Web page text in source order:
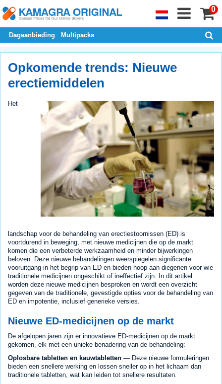
0
Dagaanbieding Multipacks
Opkomende trends: Nieuwe
erectiemiddelen
Het
landschap voor de behandeling van erectiestoornissen (ED) is
voortdurend in beweging, met nieuwe medicijnen die op de markt
komen die een verbeterde werkzaamheid en minder bijwerkingen
beloven. Deze nieuwe behandelingen weerspiegelen significante
vooruitgang in het begrip van ED en bieden hoop aan diegenen voor wie
traditionele medicijnen ongeschikt of ineffectief zijn. In dit artikel
worden deze nieuwe medicijnen besproken en wordt een overzicht
gegeven van de traditionele, gevestigde opties voor de behandeling van
ED en impotentie, inclusief generieke versies.
Nieuwe ED-medicijnen op de markt
De afgelopen jaren zijn er innovatieve ED-medicijnen op de markt
gekomen, elk met een unieke benadering van de behandeling:
Oplosbare tabletten en kauwtabletten — Deze nieuwe formuleringen
bieden een snellere werking en lossen sneller op in het lichaam dan
traditionele tabletten, wat kan leiden tot snellere resultaten.